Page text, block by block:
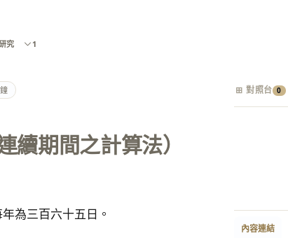
續期間之計算法）
為三百六十五日。
⊞ 對照台 0
內容連結
究 1